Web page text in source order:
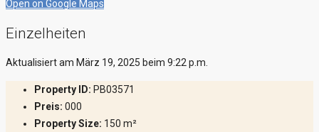
Open on Google Maps
Einzelheiten
Aktualisiert am März 19, 2025 beim 9:22 p.m.
Property ID: PB03571
Preis: 000
Property Size: 150 m²